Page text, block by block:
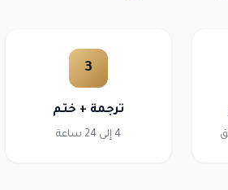
3
ترجمة + ختم
4 إلى 24 ساعة